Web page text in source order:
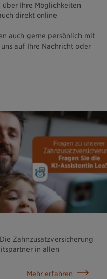
über Ihre Möglichkeiten
direkt online
auch gerne persönlich mit
auf Ihre Nachricht oder
Zahnzusatzversicherung
in allen
Mehr erfahren